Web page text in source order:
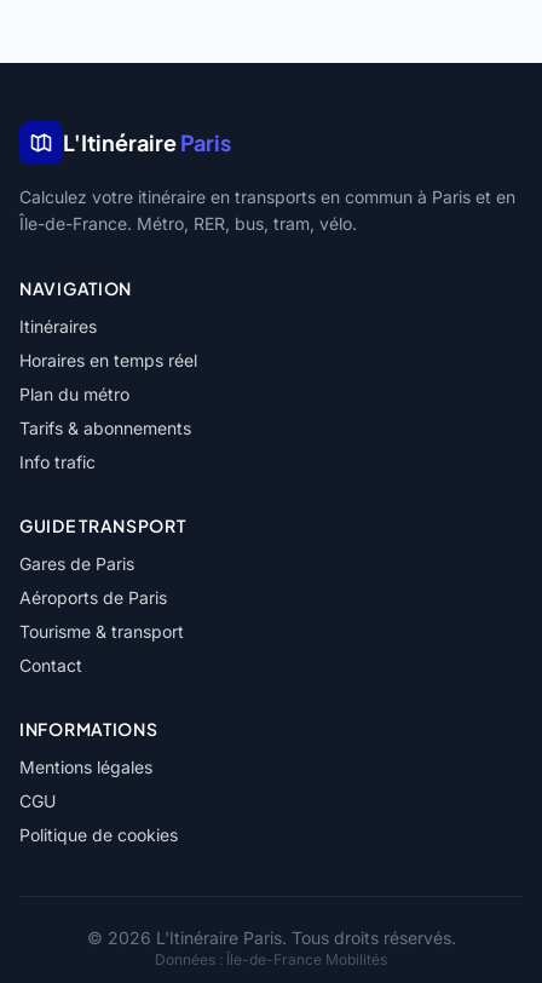
L'ItinéraireParis
Calculez votre itinéraire en transports en commun à Paris et en
Île-de-France. Métro, RER, bus, tram, vélo.
NAVIGATION
Itinéraires
Horaires en temps réel
Plan du métro
Tarifs & abonnements
Info trafic
GUIDE TRANSPORT
Gares de Paris
Aéroports de Paris
Tourisme & transport
Contact
INFORMATIONS
Mentions légales
CGU
Politique de cookies
© 2026 L'Itinéraire Paris. Tous droits réservés.
Données : Île-de-France Mobilités